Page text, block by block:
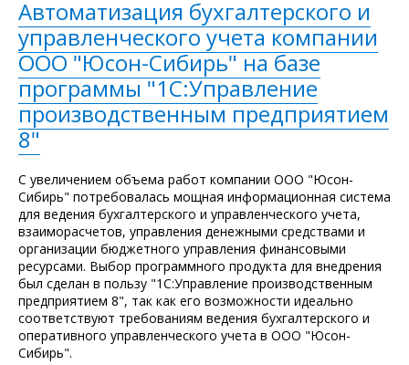
Автоматизация бухгалтерского и
управленческого учета компании
ООО "Юсон-Сибирь" на базе
программы "1С:Управление
производственным предприятием
8"
С увеличением объема работ компании ООО "Юсон-
Сибирь" потребовалась мощная информационная система
для ведения бухгалтерского и управленческого учета,
взаиморасчетов, управления денежными средствами и
организации бюджетного управления финансовыми
ресурсами. Выбор программного продукта для внедрения
был сделан в пользу "1С:Управление производственным
предприятием 8", так как его возможности идеально
соответствуют требованиям ведения бухгалтерского и
оперативного управленческого учета в ООО "Юсон-
Сибирь".